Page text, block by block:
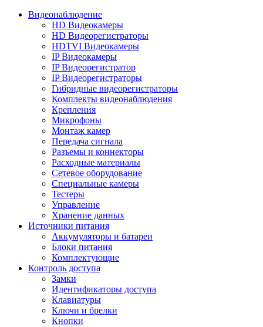
Видеонаблюдение
HD Видеокамеры
HD Видеорегистраторы
HDTVI Видеокамеры
IP Видеокамеры
IP Видеорегистратор
IP Видеорегистраторы
Гибридные видеорегистраторы
Комплекты видеонаблюдения
Крепления
Микрофоны
Монтаж камер
Передача сигнала
Разъемы и коннекторы
Расходные материалы
Сетевое оборудование
Специальные камеры
Тестеры
Управление
Хранение данных
Источники питания
Аккумуляторы и батареи
Блоки питания
Комплектующие
Контроль доступа
Замки
Идентификаторы доступа
Клавиатуры
Ключи и брелки
Кнопки